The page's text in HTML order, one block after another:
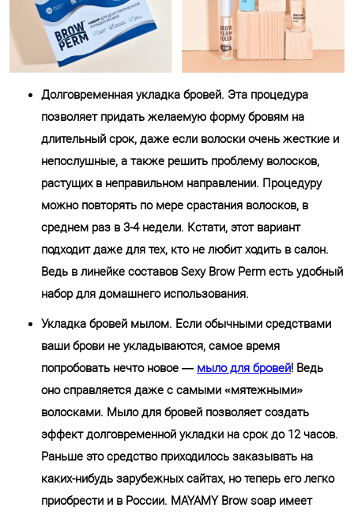
Долговременная укладка бровей. Эта процедура
позволяет придать желаемую форму бровям на
длительный срок, даже если волоски очень жесткие и
непослушные, а также решить проблему волосков,
растущих в неправильном направлении. Процедуру
можно повторять по мере срастания волосков, в
среднем раз в 3-4 недели. Кстати, этот вариант
подходит даже для тех, кто не любит ходить в салон.
Ведь в линейке составов Sexy Brow Perm есть удобный
набор для домашнего использования.
Укладка бровей мылом. Если обычными средствами
ваши брови не укладываются, самое время
попробовать нечто новое — мыло для бровей! Ведь
оно справляется даже с самыми «мятежными»
волосками. Мыло для бровей позволяет создать
эффект долговременной укладки на срок до 12 часов.
Раньше это средство приходилось заказывать на
каких-нибудь зарубежных сайтах, но теперь его легко
приобрести и в России. MAYAMY Brow soap имеет